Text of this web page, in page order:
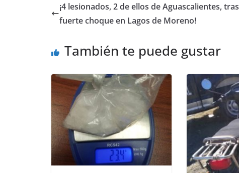
¡4 lesionados, 2 de ellos de Aguascalientes, tras
fuerte choque en Lagos de Moreno!
También te puede gustar